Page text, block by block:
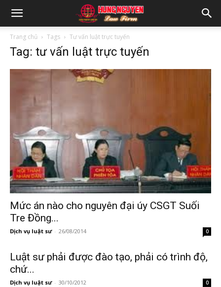
Trang chủ Tags Tư vấn luật trực tuyến
Tag: tư vấn luật trực tuyến
Mức án nào cho nguyên đại úy CSGT Suối
Tre Đồng...
Dịch vụ luật sư - 26/08/2014 0
Luật sư phải được đào tạo, phải có trình độ,
chứ...
Dịch vụ luật sư - 30/10/2012 0